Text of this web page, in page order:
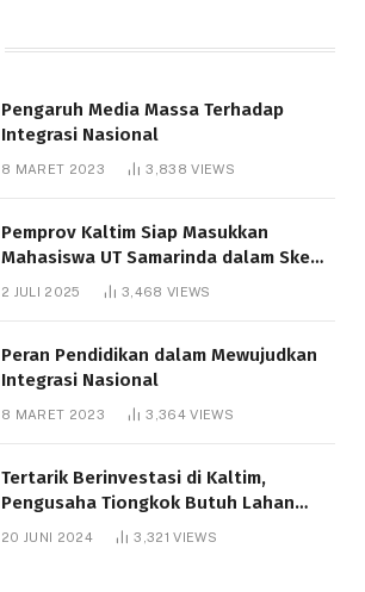
Pengaruh Media Massa Terhadap
Integrasi Nasional
8 MARET 2023 3,838VIEWS
Pemprov Kaltim Siap Masukkan
Mahasiswa UT Samarinda dalam Skema
Bantuan Pendidikan Gratispol
2 JULI 2025 3,468 VIEWS
Peran Pendidikan dalam Mewujudkan
Integrasi Nasional
8 MARET 2023 3,364VIEWS
Tertarik Berinvestasi di Kaltim,
Pengusaha Tiongkok Butuh Lahan
1.000 Hektare
20 JUNI 2024 3,321VIEWS